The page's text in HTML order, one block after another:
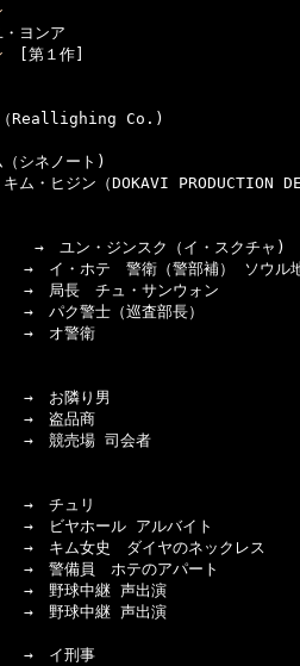
ヨンア
[第１作]
（Reallighing Co.)
シネノート)
・ヒジン（DOKAVI PRODUCTION
　ユン・ジンスク（イ・スクチャ)
・ホテ　警衛（警部補） ソウル地
長　チュ・サンウォン
ク警士（巡査部長）
オ警衛
お隣り男
→　盗品商
競売場 司会者
ュリ
→　ビヤホール アルバイト
ム女史　ダイヤのネックレス
備員　ホテのアパート
→　野球中継 声出演
野球中継 声出演
→　イ刑事